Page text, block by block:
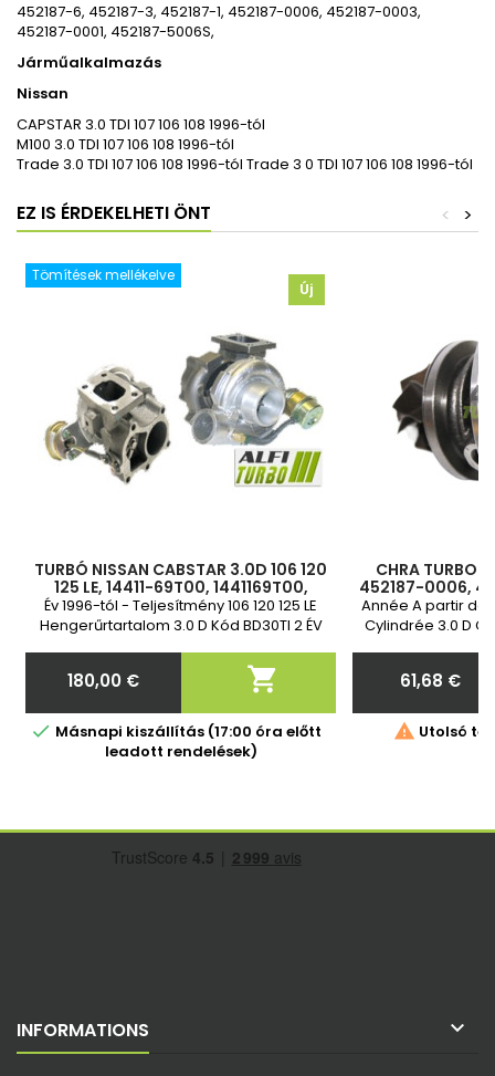
452187-6, 452187-3, 452187-1, 452187-0006, 452187-0003,
452187-0001, 452187-5006S,
Járműalkalmazás
Nissan
CAPSTAR 3.0 TDI 107 106 108 1996-tól
M100 3.0 TDI 107 106 108 1996-tól
Trade 3.0 TDI 107 106 108 1996-tól Trade 3 0 TDI 107 106 108 1996-tól
EZ IS ÉRDEKELHETI ÖNT >
<
Tömítések mellékelve
Új
TURBÓ NISSAN CABSTAR 3.0D 106 120
125 LE, 14411-69T00, 1441169T00,
452187-6, 452187-3, 452187-1, 452187-
0006, 452187-0003
Év 1996-tól - Teljesítmény 106 120 125 LE
Hengerűrtartalom 3.0 D Kód BD30TI 2 ÉV
Ár
180,00 € 
 Másnapi kiszállítás (17:00 óra előtt
leadott rendelések)
CHRA TURBO
452187-0006,
0001, 452187-
Année A partir de
Cylindrée 3.0 D
Ár
61,68 €
 Utolsó
INFORMATIONS 